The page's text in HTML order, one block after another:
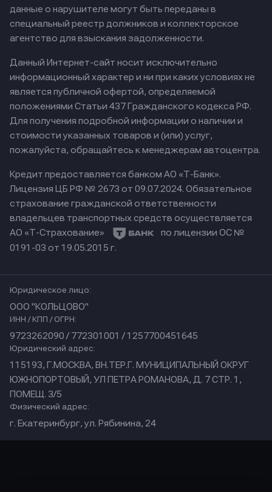
данные о нарушителе могут быть переданы в
специальный реестр должников и коллекторское
агентство для взыскания задолженности.
Данный Интернет-сайт носит исключительно
информационный характер и ни при каких условиях не
является публичной офертой, определяемой
положениями Статьи 437 Гражданского кодекса РФ.
Для получения подробной информации о наличии и
стоимости указанных товаров и (или) услуг,
пожалуйста, обращайтесь к менеджерам автоцентра.
Кредит предоставляется банком АО «Т-Банк».
Лицензия ЦБ РФ № 2673 от 09.07.2024. Обязательное
страхование гражданской ответственности
владельцев транспортных средств осуществляется
АО «Т-Страхование»
по лицензии ОС №
0191-03 от 19.05.2015 г.
Юридическое лицо:
ООО "КОЛЬЦОВО"
ИНН / КПП / ОГРН:
9723262090 / 772301001 / 1257700451645
Юридический адрес:
115193, Г.МОСКВА, ВН.ТЕР.Г. МУНИЦИПАЛЬНЫЙ ОКРУГ
ЮЖНОПОРТОВЫЙ, УЛ ПЕТРА РОМАНОВА, Д. 7 СТР. 1,
ПОМЕЩ. 3/5
Физический адрес:
г. Екатеринбург, ул. Рябинина, 24